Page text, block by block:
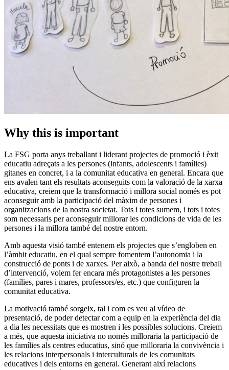
Why this is important
La FSG porta anys treballant i liderant projectes de promoció i èxit
educatiu adreçats a les persones (infants, adolescents i famílies)
gitanes en concret, i a la comunitat educativa en general. Encara que
ens avalen tant els resultats aconseguits com la valoració de la xarxa
educativa, creiem que la transformació i millora social només es pot
aconseguir amb la participació del màxim de persones i
organitzacions de la nostra societat. Tots i totes sumem, i tots i totes
som necessaris per aconseguir millorar les condicions de vida de les
persones i la millora també del nostre entorn.
Amb aquesta visió també entenem els projectes que s’engloben en
l’àmbit educatiu, en el qual sempre fomentem l’autonomia i la
construcció de ponts i de xarxes. Per això, a banda del nostre treball
d’intervenció, volem fer encara més protagonistes a les persones
(famílies, pares i mares, professors/es, etc.) que configuren la
comunitat educativa.
La motivació també sorgeix, tal i com es veu al vídeo de
presentació, de poder detectar com a equip en la experiència del dia
a dia les necessitats que es mostren i les possibles solucions. Creiem
a més, que aquesta iniciativa no només milloraria la participació de
les famílies als centres educatius, sinó que milloraria la convivència i
les relacions interpersonals i interculturals de les comunitats
educatives i dels entorns en general. Generant així relacions